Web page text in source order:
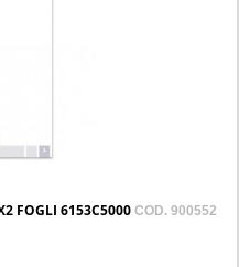
FOGLI 6153C5000 COD. 900552